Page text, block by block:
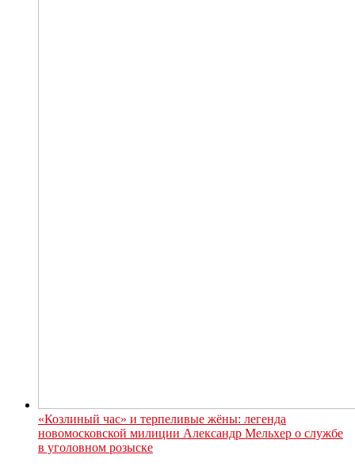
«Козлиный час» и терпеливые жёны: легенда
новомосковской милиции Александр Мельхер о службе
в уголовном розыске